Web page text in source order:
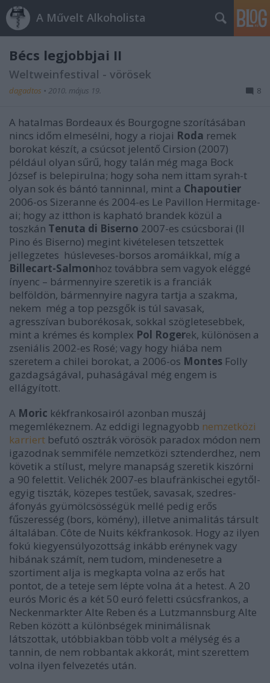
A Művelt Alkoholista
Bécs legjobbjai II
Weltweinfestival - vörösek
dagadtos • 2010. május 19. 8
A hatalmas Bordeaux és Bourgogne szorításában
nincs időm elmesélni, hogy a riojai Roda remek
borokat készít, a csúcsot jelentő Cirsion (2007)
például olyan sűrű, hogy talán még maga Bock
József is belepirulna; hogy soha nem ittam syrah-t
olyan sok és bántó tanninnal, mint a Chapoutier
2006-os Sizeranne és 2004-es Le Pavillon Hermitage-
ai; hogy az itthon is kapható brandek közül a
toszkán Tenuta di Biserno 2007-es csúcsborai (Il
Pino és Biserno) megint kivételesen tetszettek
jellegzetes húsleveses-borsos aromáikkal, míg a
Billecart-Salmonhoz továbbra sem vagyok eléggé
ínyenc – bármennyire szeretik is a franciák
belföldön, bármennyire nagyra tartja a szakma,
nekem még a top pezsgők is túl savasak,
agresszívan buborékosak, sokkal szögletesebbek,
mint a krémes és komplex Pol Rogerek, különösen a
zseniális 2002-es Rosé; vagy hogy hiába nem
szeretem a chilei borokat, a 2006-os Montes Folly
gazdagságával, puhaságával még engem is
ellágyított.
A Moric kékfrankosairól azonban muszáj
megemlékeznem. Az eddigi legnagyobb nemzetközi
karriert befutó osztrák vörösök paradox módon nem
igazodnak semmiféle nemzetközi sztenderdhez, nem
követik a stílust, melyre manapság szeretik kiszórni
a 90 felettit. Velichék 2007-es blaufränkischei egytől-
egyig tiszták, közepes testűek, savasak, szedres-
áfonyás gyümölcsösségük mellé pedig erős
fűszeresség (bors, kömény), illetve animalitás társult
általában. Côte de Nuits kékfrankosok. Hogy az ilyen
fokú kiegyensúlyozottság inkább erénynek vagy
hibának számít, nem tudom, mindenesetre a
szortiment alja is megkapta volna az erős hat
pontot, de a teteje sem lépte volna át a hetest. A 20
eurós Moric és a két 50 euró feletti csúcsfrankos, a
Neckenmarkter Alte Reben és a Lutzmannsburg Alte
Reben között a különbségek minimálisnak
látszottak, utóbbiakban több volt a mélység és a
tannin, de nem robbantak akkorát, mint szerettem
volna ilyen felvezetés után.